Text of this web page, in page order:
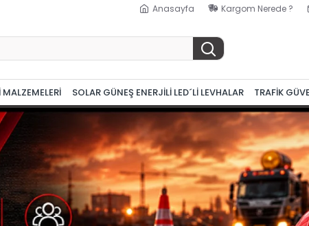
Anasayfa Kargom Nerede ?
SOLAR GÜNEŞ ENERJİLİ LED´Lİ LEVHALAR TRAFİK